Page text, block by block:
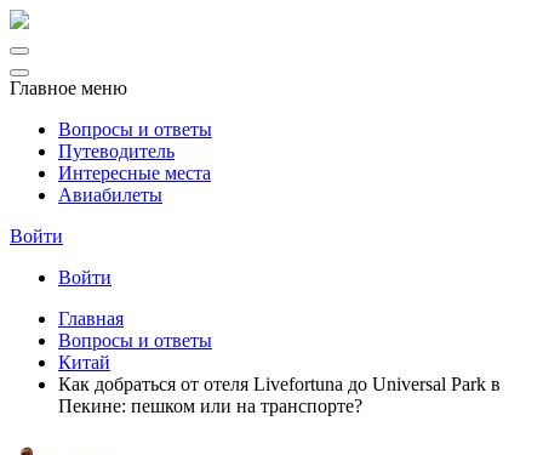
Главное меню
Вопросы и ответы
Путеводитель
Интересные места
Авиабилеты
Войти
Войти
Главная
Вопросы и ответы
Китай
Как добраться от отеля Livefortuna до Universal Park в
Пекине: пешком или на транспорте?